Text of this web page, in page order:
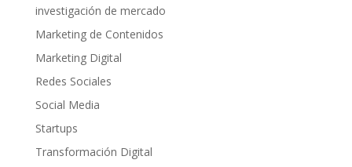
investigación de mercado
Marketing de Contenidos
Marketing Digital
Redes Sociales
Social Media
Startups
Transformación Digital